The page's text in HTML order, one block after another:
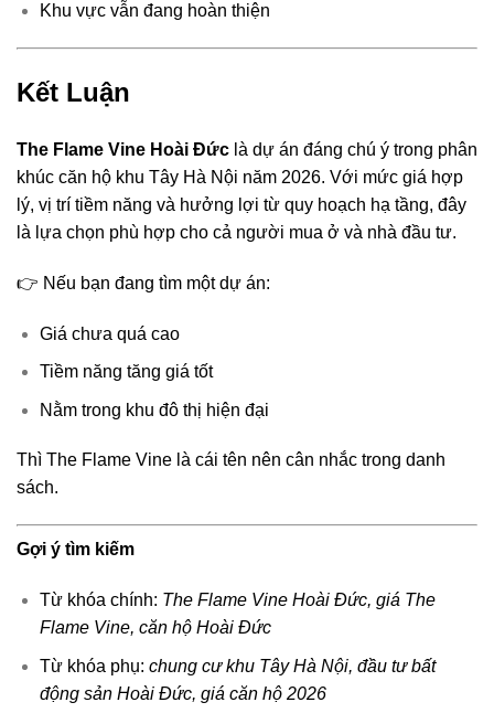
Khu vực vẫn đang hoàn thiện
Kết Luận
The Flame Vine Hoài Đức là dự án đáng chú ý trong phân
khúc căn hộ khu Tây Hà Nội năm 2026. Với mức giá hợp
lý, vị trí tiềm năng và hưởng lợi từ quy hoạch hạ tầng, đây
là lựa chọn phù hợp cho cả người mua ở và nhà đầu tư.
👉 Nếu bạn đang tìm một dự án:
Giá chưa quá cao
Tiềm năng tăng giá tốt
Nằm trong khu đô thị hiện đại
Thì The Flame Vine là cái tên nên cân nhắc trong danh
sách.
Gợi ý tìm kiếm
Từ khóa chính: The Flame Vine Hoài Đức, giá The
Flame Vine, căn hộ Hoài Đức
Từ khóa phụ: chung cư khu Tây Hà Nội, đầu tư bất
động sản Hoài Đức, giá căn hộ 2026